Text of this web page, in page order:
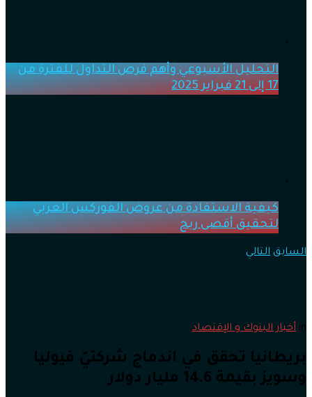
التحليل الأسبوعي وأهم فرص التداول للفترة من
17 إلى 21 فبراير 2025
كيفية الاستفادة من عروض الفوركس العربي
لتحقيق أقصى ربح
السابق التالي
in أخبار البنوك و الإقتصاد
بريطانيا تحقق في اندماج شركتيّ فيوليا
وسويز بقيمة 14.6 مليار دولار